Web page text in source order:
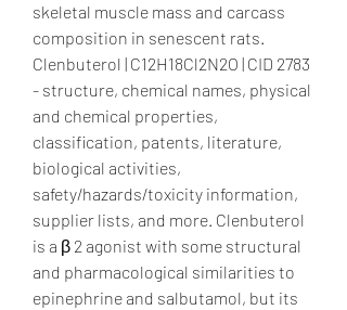
skeletal muscle mass and carcass
composition in senescent rats.
Clenbuterol | C12H18Cl2N2O | CID 2783
- structure, chemical names, physical
and chemical properties,
classification, patents, literature,
biological activities,
safety/hazards/toxicity information,
supplier lists, and more. Clenbuterol
is a β 2 agonist with some structural
and pharmacological similarities to
epinephrine and salbutamol, but its